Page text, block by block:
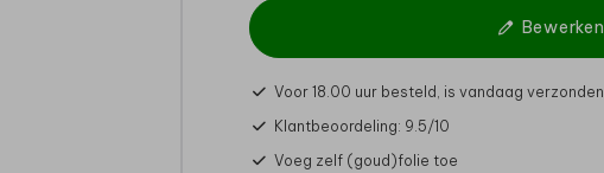
Bewerken
Voor 18.00 uur besteld, is vandaag verzonden
Klantbeoordeling: 9.5/10
Voeg zelf (goud)folie toe